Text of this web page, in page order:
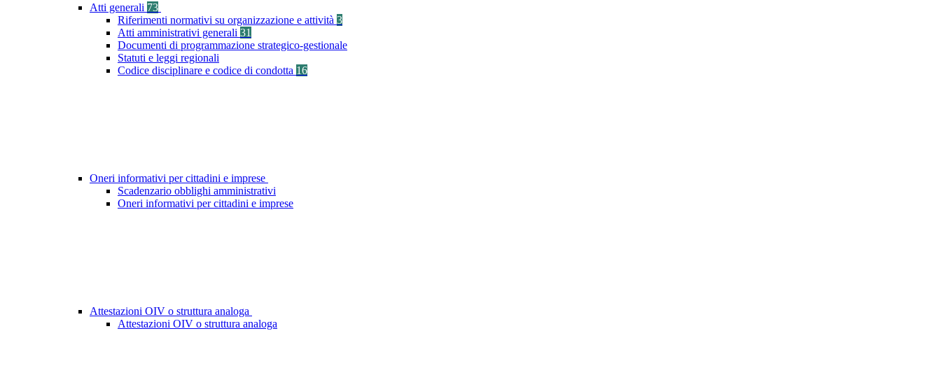
Atti generali 73
Riferimenti normativi su organizzazione e attività 3
Atti amministrativi generali 31
Documenti di programmazione strategico-gestionale
Statuti e leggi regionali
Codice disciplinare e codice di condotta 16
Oneri informativi per cittadini e imprese
Scadenzario obblighi amministrativi
Oneri informativi per cittadini e imprese
Attestazioni OIV o struttura analoga
Attestazioni OIV o struttura analoga